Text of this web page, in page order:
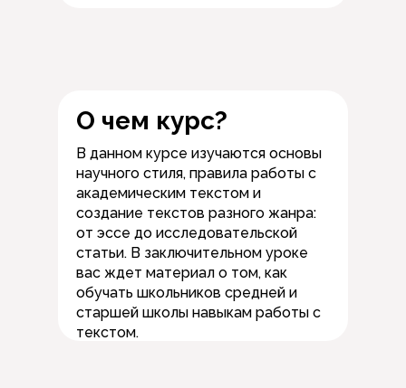
В данном курсе изучаются основы
научного стиля, правила работы с
академическим текстом и
создание текстов разного жанра:
от эссе до исследовательской
статьи. В заключительном уроке
вас ждет материал о том, как
обучать школьников средней и
старшей школы навыкам работы с
текстом.
О чем курс?